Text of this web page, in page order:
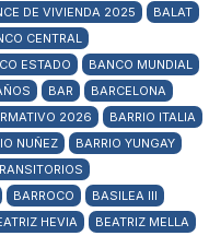
DE VIVIENDA 2025
BALAT
CENTRAL
ESTADO
BANCO MUNDIAL
BAR
BARCELONA
2026
BARRIO ITALIA
NUÑEZ
BARRIO YUNGAY
BARROCO
BASILEA III
HEVIA
BEATRIZ MELLA